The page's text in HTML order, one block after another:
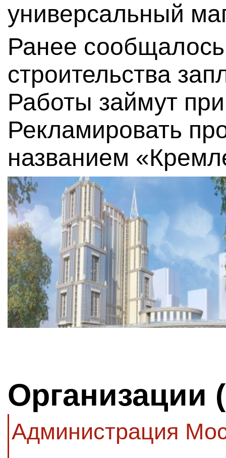
универсальный
Ранее
строительства
Работы займут
Рекламировать
названием
Организации
Администрация